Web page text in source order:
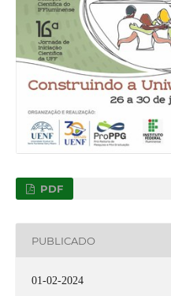
PDF
PUBLICADO
01-02-2024